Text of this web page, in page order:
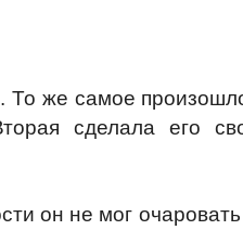
То же самое
сделала его
он не мог